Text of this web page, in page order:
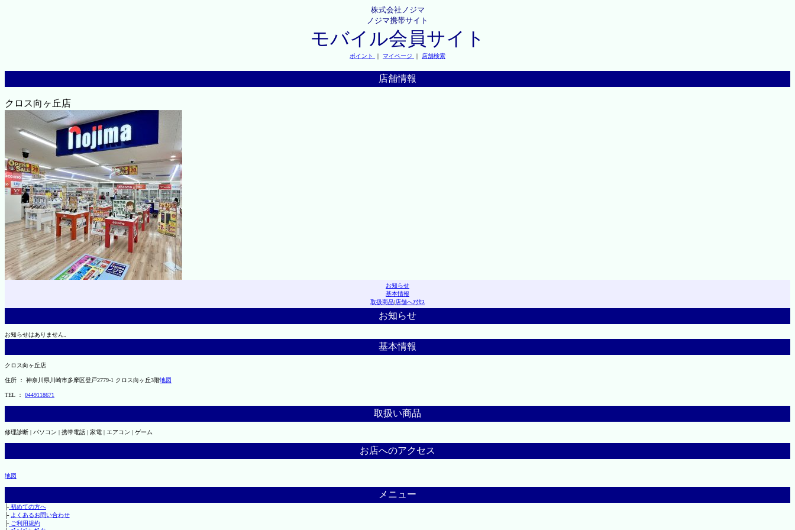
株式会社ノジマ
ノジマ携帯サイト
モバイル会員サイト
ポイント ｜ マイページ ｜ 店舗検索
店舗情報
クロス向ヶ丘店
お知らせ
基本情報
取扱商品|店舗へｱｸｾｽ
お知らせ
お知らせはありません。
基本情報
クロス向ヶ丘店
住所 ： 神奈川県川崎市多摩区登戸2779-1 クロス向ヶ丘3階地図
TEL ： 0449118671
取扱い商品
修理診断 | パソコン | 携帯電話 | 家電 | エアコン | ゲーム
お店へのアクセス
地図
メニュー
├初めての方へ
├ よくあるお問い合わせ
├ご利用規約